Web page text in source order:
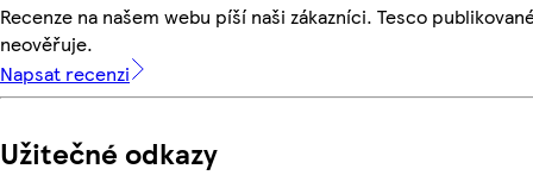
Recenze na našem webu píší naši zákazníci. Tesco
neověřuje.
Napsat recenzi
Užitečné odkazy